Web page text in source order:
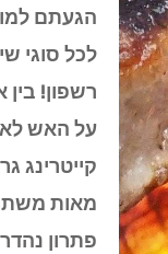
הגעתם
לכל סוגי
רשפון!
על האש
קייטרינג
מאות
פתרון